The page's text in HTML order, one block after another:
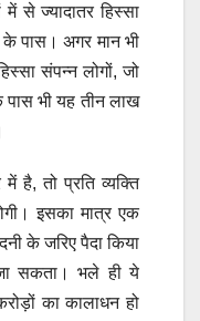
से ज्यादातर हिस्सा
के पास। अगर मान भी
संपन्न लोगों, जो
भी यह तीन लाख
में है, तो प्रति व्यक्ति
इसका मात्र एक
के जरिए पैदा किया
सकता। भले ही ये
का कालाधन हो